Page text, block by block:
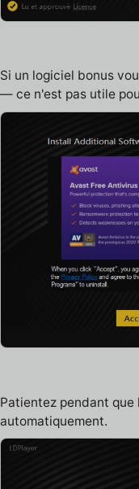
Si un logiciel bonus
— ce n'est pas utile
Patientez pendant
automatiquement.